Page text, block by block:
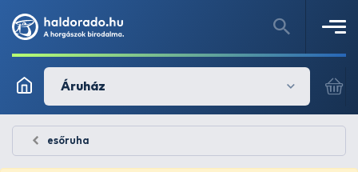
Áruház
esőruha